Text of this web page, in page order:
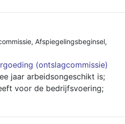
, Afspiegelingsbeginsel,
(ontslagcommissie)
jaar arbeidsongeschikt is;
voor de bedrijfsvoering;